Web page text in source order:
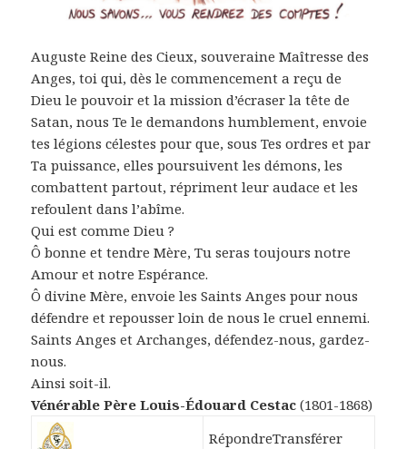
Auguste Reine des Cieux, souveraine Maîtresse des
Anges, toi qui, dès le commencement a reçu de
Dieu le pouvoir et la mission d’écraser la tête de
Satan, nous Te le demandons humblement, envoie
tes légions célestes pour que, sous Tes ordres et par
Ta puissance, elles poursuivent les démons, les
combattent partout, répriment leur audace et les
refoulent dans l’abîme.
Qui est comme Dieu ?
Ô bonne et tendre Mère, Tu seras toujours notre
Amour et notre Espérance.
Ô divine Mère, envoie les Saints Anges pour nous
défendre et repousser loin de nous le cruel ennemi.
Saints Anges et Archanges, défendez-nous, gardez-
nous.
Ainsi soit-il.
Vénérable Père Louis-Édouard Cestac (1801-1868)
RépondreTransférer